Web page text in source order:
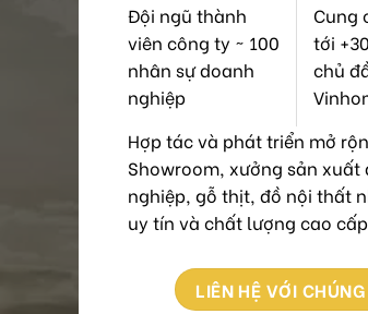
Đội ngũ thành
viên công ty ~ 100
nhân sự doanh
nghiệp
Cung
tới
chủ
Hợp tác và phát triển mở
Showroom, xưởng sản xuất
nghiệp, gỗ thịt, đồ nội thất
uy tín và chất lượng cao cấp.
LIÊN HỆ VỚI